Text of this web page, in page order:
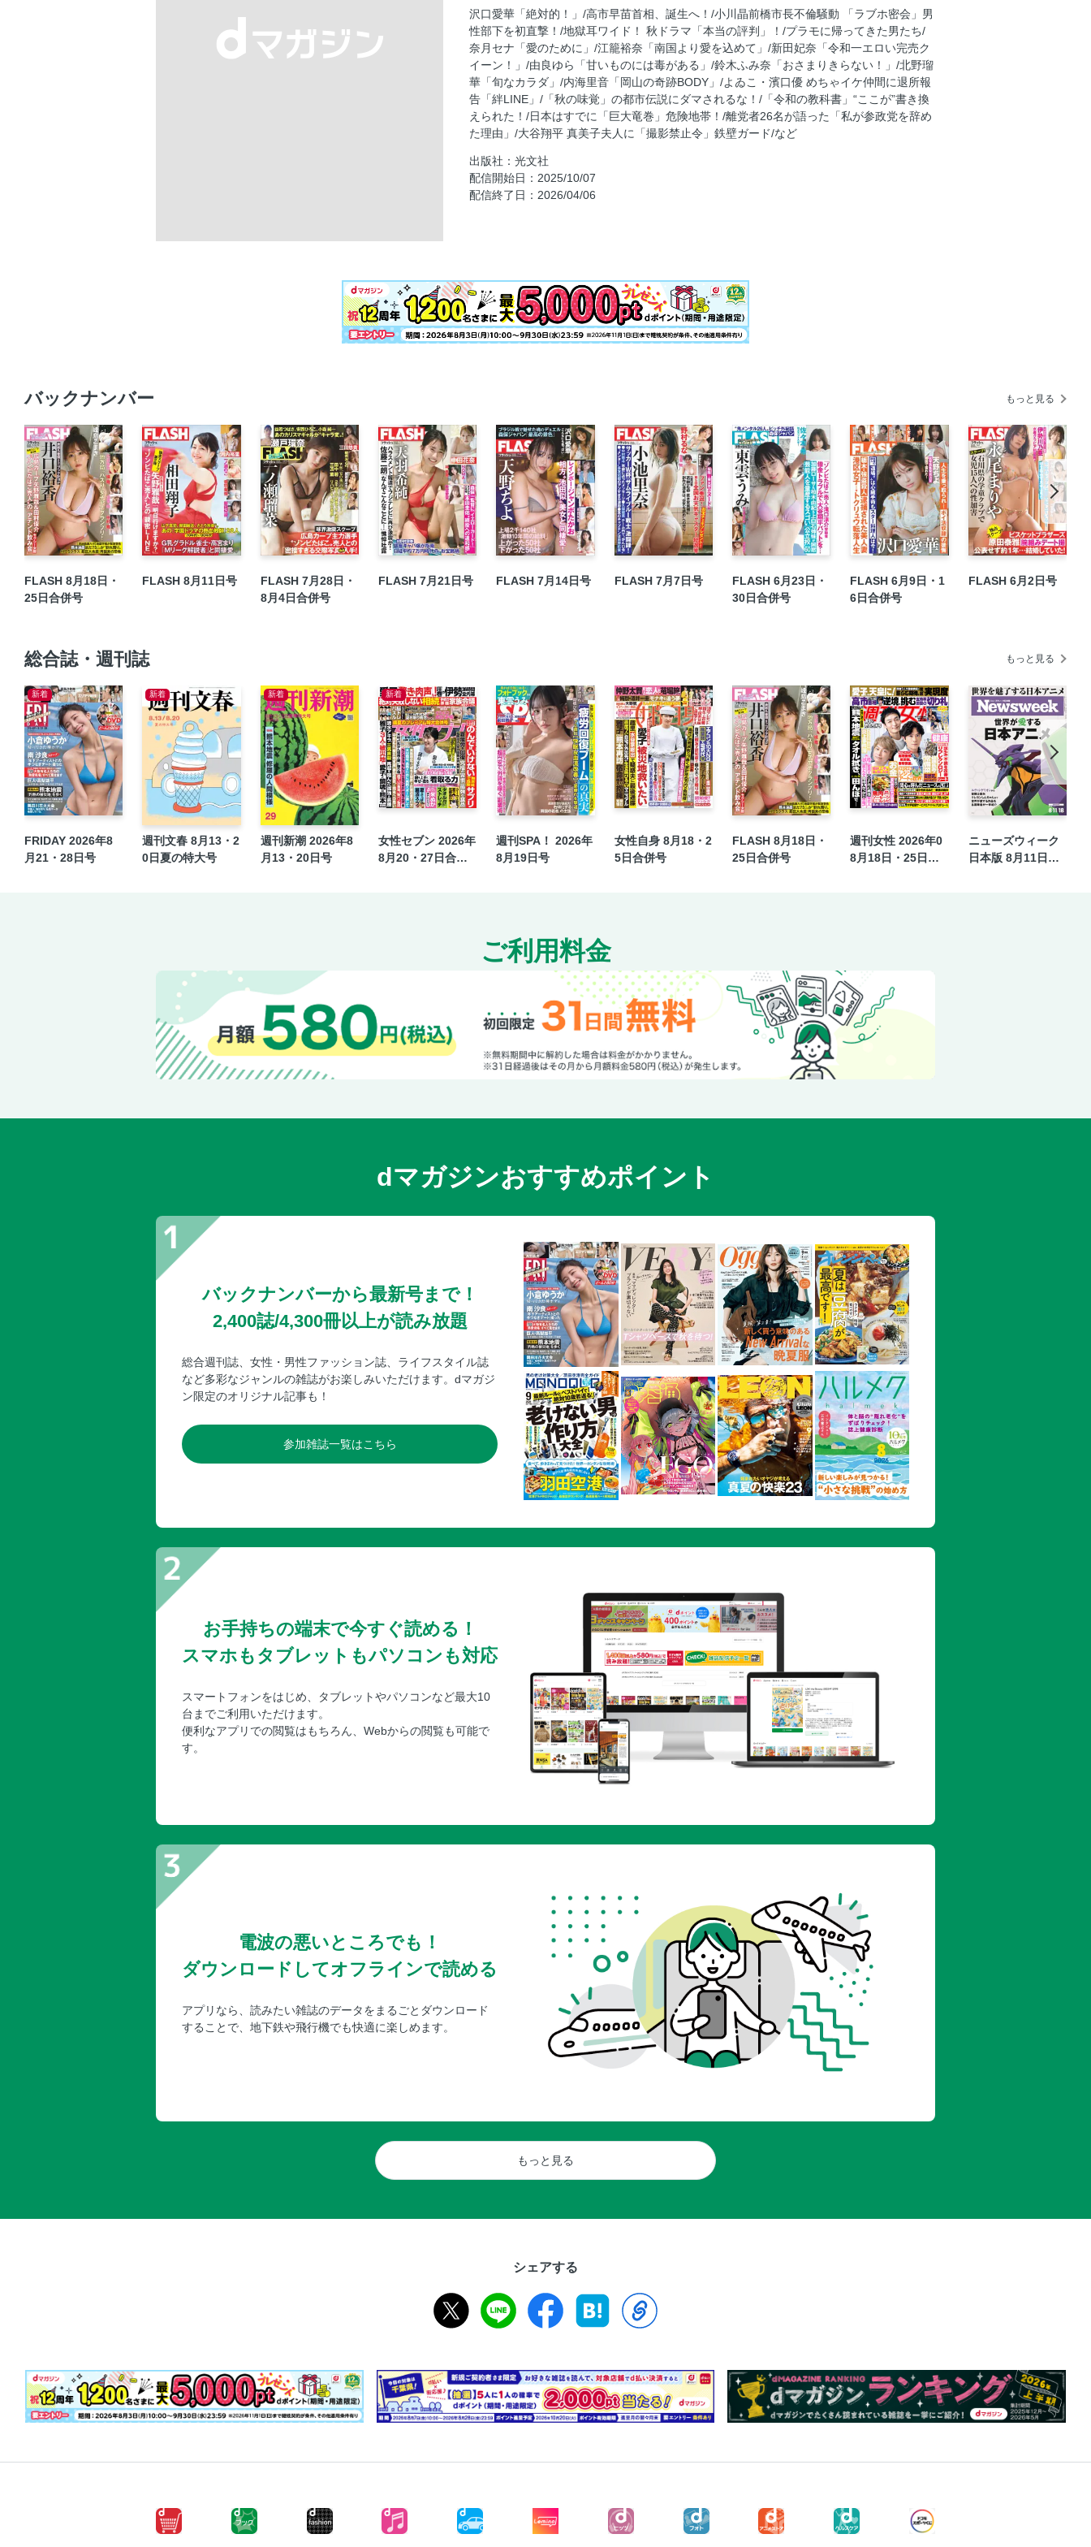
地獄耳ワイド！ 秋ドラマ「本当の評判」！
プラモに帰ってきた男たち
菊川怜のヒソモノ 「カルティエ」の腕時計
【連載】坂本冬美 モゴモゴ『紅白』2000年
奈月セナ「愛のために」
江籠裕奈「南国より愛を込めて」
新田妃奈「令和一エロい完売クイーン！」
由良ゆら「甘いものには毒がある」
【袋とじ】桃乃木かな「LAST VACATION」
よゐこ・濱口優 めちゃイケ仲間に退所報告「絆LINE」
「秋の味覚」の都市伝説にダマされるな！
離党者26名が語った「私が参政党を辞めた理由」
大谷翔平 真美子夫人に「撮影禁止令」鉄壁ガード
目次
下田衣珠季「ひだまりの約束」
ミスFLASH2026 ファイナルステージ中間ランキング速報
「FLASHデジタル写真集」最新作が続々リリース！
ミスFLASH2026「裏表紙争奪バトル」優勝したのは…
沢口愛華「絶対的！」/高市早苗首相、誕生へ！/小川晶前橋市長不倫騒動 「ラブホ密会」男
性部下を初直撃！/地獄耳ワイド！ 秋ドラマ「本当の評判」！/プラモに帰ってきた男たち/
奈月セナ「愛のために」/江籠裕奈「南国より愛を込めて」/新田妃奈「令和一エロい完売ク
イーン！」/由良ゆら「甘いものには毒がある」/鈴木ふみ奈「おさまりきらない！」/北野瑠
華「旬なカラダ」/内海里音「岡山の奇跡BODY」/よゐこ・濱口優 めちゃイケ仲間に退所報
告「絆LINE」/「秋の味覚」の都市伝説にダマされるな！/「令和の教科書」“ここが”書き換
えられた！/日本はすでに「巨大竜巻」危険地帯！/離党者26名が語った「私が参政党を辞め
た理由」/大谷翔平 真美子夫人に「撮影禁止令」鉄壁ガード/など
出版社：光文社
配信開始日：2025/10/07
配信終了日：2026/04/06
バックナンバー もっと見る
FLASH 8月18日・
25日合併号
FLASH 8月11日号
FLASH 7月28日・
8月4日合併号
FLASH 7月21日号 FLASH 7月14日号 FLASH 7月7日号
FLASH 6月23日・
30日合併号
FLASH 6月9日・1
6日合併号
FLASH 6月2日号
総合誌・週刊誌 もっと見る
新着
FRIDAY 2026年8
月21・28日号
新着
週刊文春 8月13・2
0日夏の特大号
新着
週刊新潮 2026年8
月13・20日号
新着
女性セブン 2026年
8月20・27日合併
週刊SPA！ 2026年
8月19日号
女性自身 8月18・2
5日合併号
FLASH 8月18日・
25日合併号
週刊女性 2026年0
8月18日・25日合
ニューズウィーク
日本版 8月11日・1
ご利用料金
dマガジンおすすめポイント
バックナンバーから最新号まで！
2,400誌/4,300冊以上が読み放題
総合週刊誌、女性・男性ファッション誌、ライフスタイル誌
など多彩なジャンルの雑誌がお楽しみいただけます。dマガジ
ン限定のオリジナル記事も！
参加雑誌一覧はこちら
お手持ちの端末で今すぐ読める！
スマホもタブレットもパソコンも対応
スマートフォンをはじめ、タブレットやパソコンなど最大10
台までご利用いただけます。
便利なアプリでの閲覧はもちろん、Webからの閲覧も可能で
す。
電波の悪いところでも！
ダウンロードしてオフラインで読める
アプリなら、読みたい雑誌のデータをまるごとダウンロード
することで、地下鉄や飛行機でも快適に楽しめます。
もっと見る
シェアする